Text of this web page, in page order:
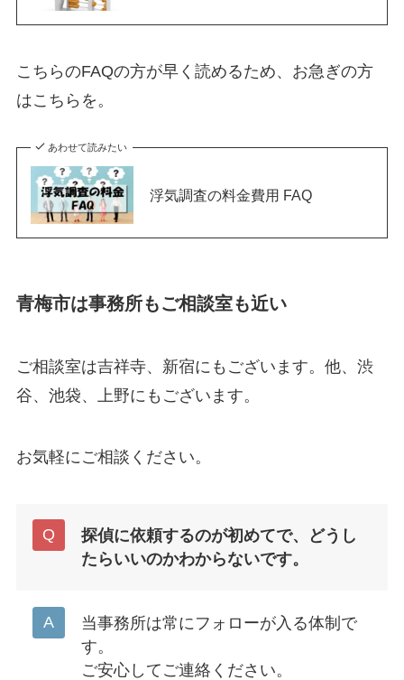
こちらのFAQの方が早く読めるため、お急ぎの方
はこちらを。
あわせて読みたい
浮気調査の料金費用 FAQ
青梅市は事務所もご相談室も近い
ご相談室は吉祥寺、新宿にもございます。他、渋
谷、池袋、上野にもございます。
お気軽にご相談ください。
探偵に依頼するのが初めてで、どうし
たらいいのかわからないです。
当事務所は常にフォローが入る体制で
す。
ご安心してご連絡ください。